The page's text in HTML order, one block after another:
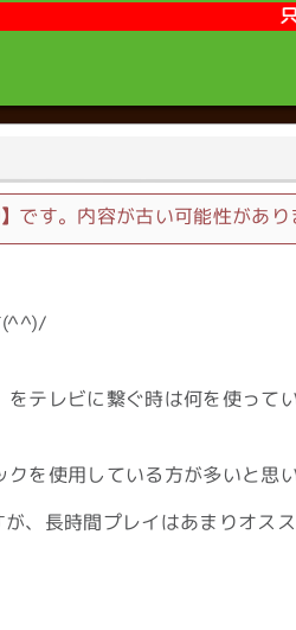
只今営業時間外です。お問
です。内容が古い可能性があり
(^^)/
テレビに繋ぐ時は何を使って
を使用している方が多いと思い
、長時間プレイはあまりオスス